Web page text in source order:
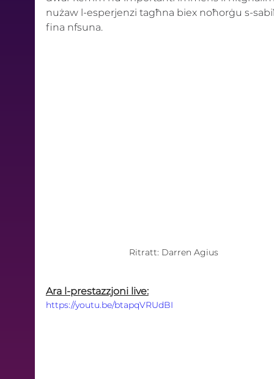
nużaw l-esperjenzi tagħna biex noħorġu s-
fina nfsuna.
Ritratt: Darren Agius
Ara l-prestazzjoni live:
https://youtu.be/btapqVRUdBI